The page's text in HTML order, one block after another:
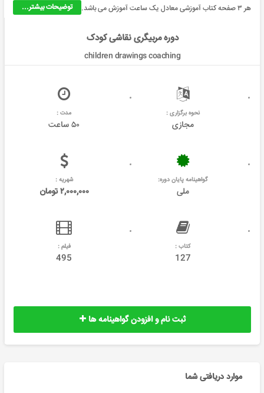
توضیحات بیشتر...
هر ۳ صفحه کتاب آموزشی معادل یک ساعت آموزش می باشد.
دوره مربیگری نقاشی کودک
children drawings coaching
نحوه برگزاری :
مجازی
مدت :
۵۰ ساعت
گواهینامه پایان دوره:
ملی
شهریه :
۲,۰۰۰,۰۰۰ تومان
کتاب :
127
فیلم :
495
ثبت نام و افزودن گواهینامه ها
موارد دریافتی شما